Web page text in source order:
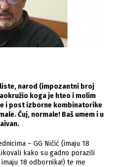
narod (impozantni broj
koga je hteo i molim
i post izborne kombinatorike
Čuj, normale! Baš umem i u
– GG Ničić (imaju 18
kako su gadno porazili
18 odbornika!) te me